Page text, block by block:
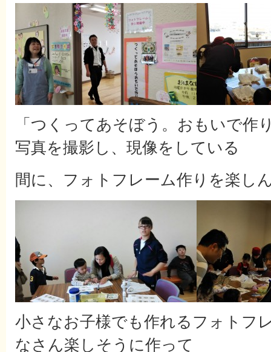
「つくってあそぼう。おもいで作
写真を撮影し、現像をしている
間に、フォトフレーム作りを楽し
小さなお子様でも作れるフォトフ
なさん楽しそうに作って